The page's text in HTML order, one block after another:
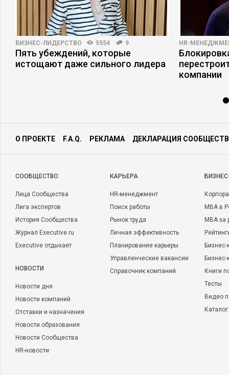
БИЗНЕС-ЛИДЕРСТВО 5554 9
Пять убеждений, которые
истощают даже сильного лидера
HR-
компании
О ПРОЕКТЕ F.A.Q. РЕКЛАМА ДЕКЛАРАЦИЯ
CООБЩЕСТВО
Лица Сообщества
Лига экспертов
История Сообщества
Журнал Executive.ru
Executive отдыхает
НОВОСТИ
Новости дня
Новости компаний
Отставки и назначения
Новости образования
Новости Сообщества
HR-новости
КАРЬЕРА
HR-менеджмент
Поиск работы
Рынок труда
Личная эффективность
Планирование карьеры
Управленческие вакансии
Справочник компаний
MBA в
MBA
Бизнес-
Книги
Тесты
Видео